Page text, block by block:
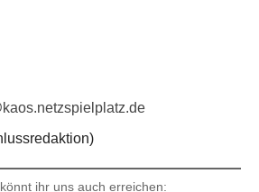
ihr uns auch erreichen: